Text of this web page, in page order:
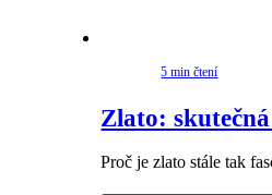
5 min čtení
Zlato:
Proč je zlato stále tak